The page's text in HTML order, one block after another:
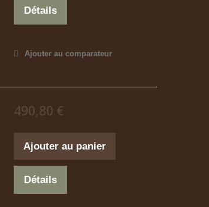
Détails
Ajouter au comparateur
490,80 €
Ajouter au panier
Détails